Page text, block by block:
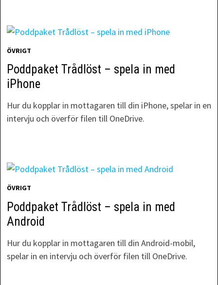
ÖVRIGT
Poddpaket Trådlöst – spela in med
iPhone
Hur du kopplar in mottagaren till din iPhone, spelar in en
intervju och överför filen till OneDrive.
ÖVRIGT
Poddpaket Trådlöst – spela in med
Android
Hur du kopplar in mottagaren till din Android-mobil,
spelar in en intervju och överför filen till OneDrive.